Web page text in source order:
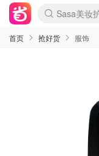
lululemon
Sasa美妆
SSENSE年
Cettire降价
WWS
viagogo二
Myer超级周
The
David
Flannels大
Perfumes
AMIRO面
Amazon折
eToro入金
Amazon数
ICONIC本
Moose
丝芙兰5折起
EUFY摄像
Trip机票酒
YSL送5件
Amazon家
Amazon美
雅漾大喷$8
过敏原检测
伊索独家
科颜氏高保
SEALIFE
丝塔芙大白
订阅
Cult
Harrods圣
LN-CC奢牌
d'Alba空姐
EVE LOM
Bernardelli
Adore
CT圣诞日历
Mytheresa
Luxury
MOON
Roborock
Tingo Life
Valentino官
CR洗护套
修丽可4件
Myer彩妆2
GANNI官网
Stylevana
Tessabit高
OGX洗发水
Amazon阿
卡诗8.5折+
Philips Hue
首页 抢好货 服饰